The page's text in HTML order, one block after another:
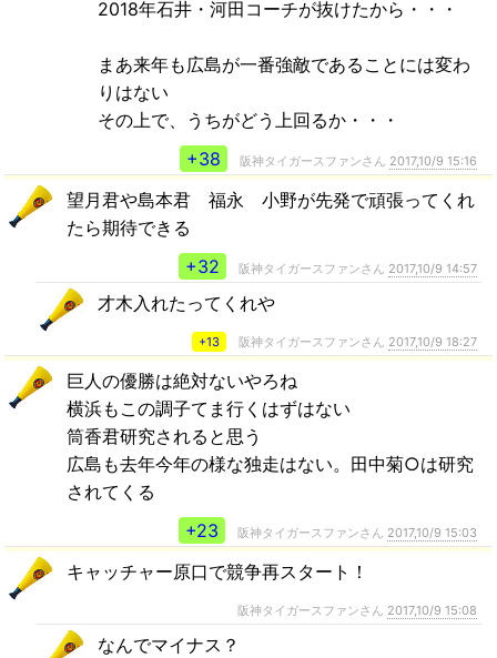
2018年石井・河田コーチが抜けたから・・・
まあ来年も広島が一番強敵であることには変わ
りはない
その上で、うちがどう上回るか・・・
+38
阪神タイガースファンさん 2017,10/9 15:16
望月君や島本君 福永 小野が先発で頑張ってくれ
たら期待できる
+32
阪神タイガースファンさん 2017,10/9 14:57
才木入れたってくれや
+13 阪神タイガースファンさん 2017,10/9 18:27
巨人の優勝は絶対ないやろね
横浜もこの調子てま行くはずはない
筒香君研究されると思う
広島も去年今年の様な独走はない。田中菊○は研究
されてくる
+23
阪神タイガースファンさん 2017,10/9 15:03
キャッチャー原口で競争再スタート！
阪神タイガースファンさん 2017,10/9 15:08
なんでマイナス？